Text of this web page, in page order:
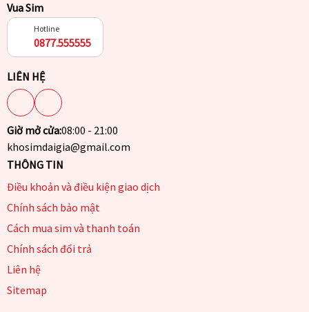
Vua Sim
Hotline
0877.555555
LIÊN HỆ
Giờ mở cửa:08:00 - 21:00
khosimdaigia@gmail.com
THÔNG TIN
Điều khoản và điều kiện giao dịch
Chính sách bảo mật
Cách mua sim và thanh toán
Chính sách đổi trả
Liên hệ
Sitemap